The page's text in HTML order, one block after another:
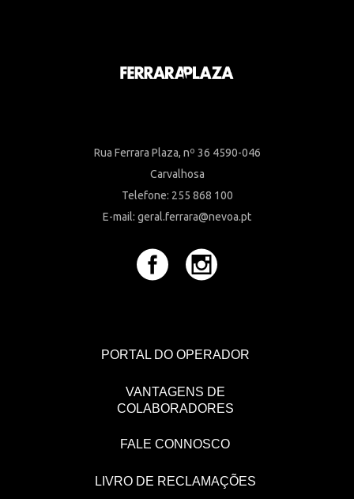
Rua Ferrara Plaza, nº 36 4590-046
Carvalhosa
Telefone: 255 868 100
E-mail: geral.ferrara@nevoa.pt
PORTAL DO OPERADOR
VANTAGENS DE
COLABORADORES
FALE CONNOSCO
LIVRO DE RECLAMAÇÕES